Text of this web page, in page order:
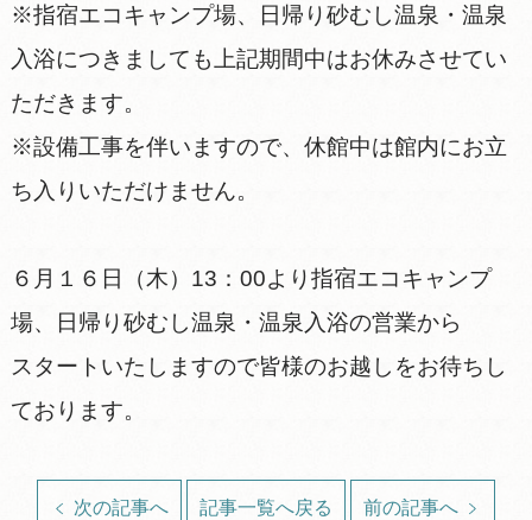
※指宿エコキャンプ場、日帰り砂むし温泉・温泉
入浴につきましても上記期間中はお休みさせてい
ただきます。
※設備工事を伴いますので、休館中は館内にお立
ち入りいただけません。
６月１６日（木）13：00より指宿エコキャンプ
場、日帰り砂むし温泉・温泉入浴の営業から
スタートいたしますので皆様のお越しをお待ちし
ております。
次の記事へ 記事一覧へ戻る 前の記事へ